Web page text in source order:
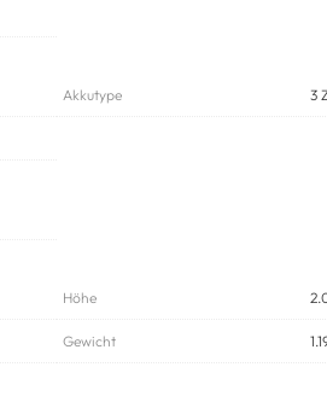
Akkutype 3
Höhe
Gewicht